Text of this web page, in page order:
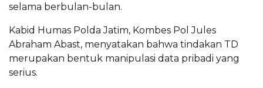
selama berbulan-bulan.
Kabid Humas Polda Jatim, Kombes Pol Jules
Abraham Abast, menyatakan bahwa tindakan TD
merupakan bentuk manipulasi data pribadi yang
serius.